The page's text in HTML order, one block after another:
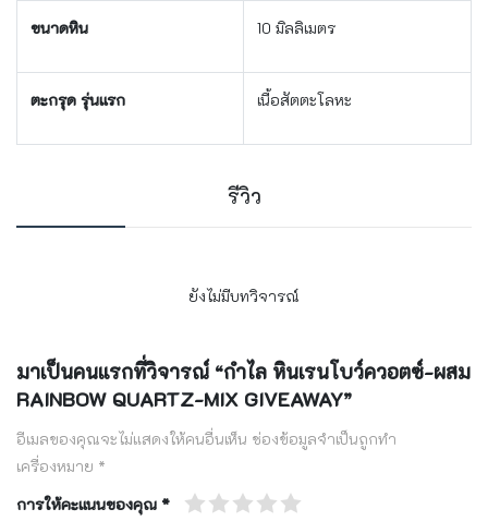
ขนาดหิน 10 มิลลิเมตร
ตะกรุด รุ่นแรก เนื้อสัตตะโลหะ
รีวิว
ยังไม่มีบทวิจารณ์
มาเป็นคนแรกที่วิจารณ์ “กำไล หินเรนโบว์ควอตซ์-ผสม
RAINBOW QUARTZ-MIX GIVEAWAY”
อีเมลของคุณจะไม่แสดงให้คนอื่นเห็น ช่องข้อมูลจำเป็นถูกทำ
เครื่องหมาย *
การให้คะแนนของคุณ *